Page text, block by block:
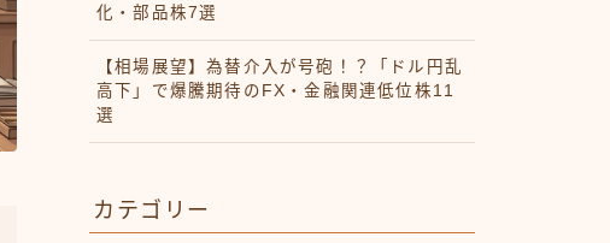
化・部品株7選
【相場展望】為替介入が号砲！？「ドル円乱
高下」で爆騰期待のFX・金融関連低位株11
選
カテゴリー